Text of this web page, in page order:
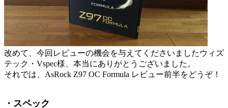
改めて、今回レビューの機会を与えてくださいましたウィズ
テック・Vspec様、本当にありがとうございました。
それでは、AsRock Z97 OC Formula レビュー前半をどうぞ！
・スペック